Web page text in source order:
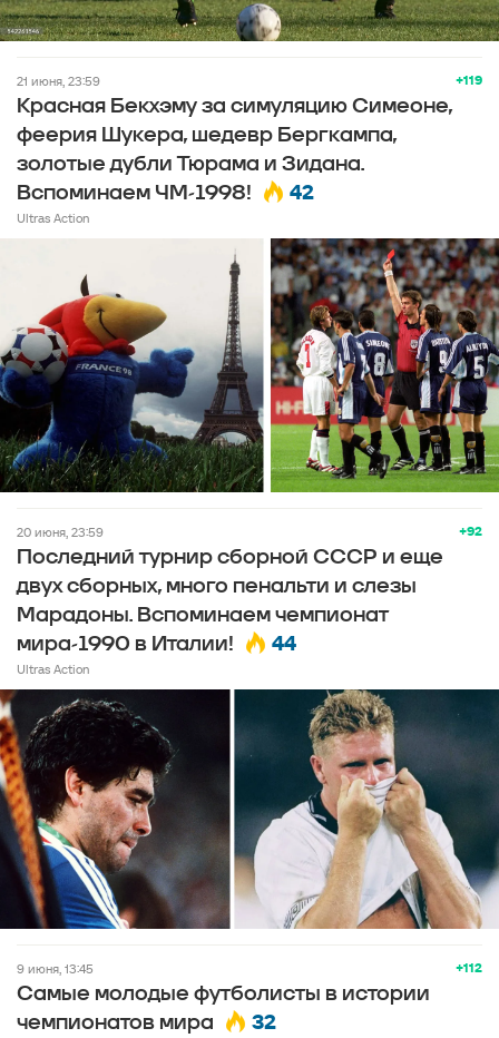
+119
21 июня, 23:59
Красная Бекхэму за симуляцию Симеоне,
феерия Шукера, шедевр Бергкампа,
золотые дубли Тюрама и Зидана.
Вспоминаем ЧМ-1998!
42
Ultras Action
+92
20 июня, 23:59
Последний турнир сборной СССР и еще
двух сборных, много пенальти и слезы
Марадоны. Вспоминаем чемпионат
мира-1990 в Италии!
44
Ultras Action
+112
9 июня, 13:45
Самые молодые футболисты в истории
чемпионатов мира
32